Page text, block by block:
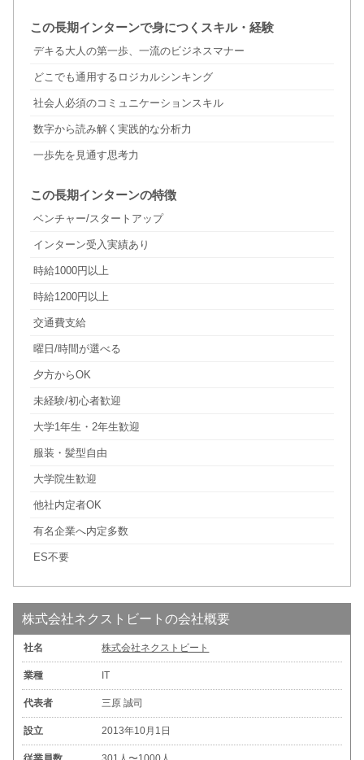
この長期インターンで身につくスキル・経験
デキる大人の第一歩、一流のビジネスマナー
どこでも通用するロジカルシンキング
社会人必須のコミュニケーションスキル
数字から読み解く実践的な分析力
一歩先を見通す思考力
この長期インターンの特徴
ベンチャー/スタートアップ
インターン受入実績あり
時給1000円以上
時給1200円以上
交通費支給
曜日/時間が選べる
夕方からOK
未経験/初心者歓迎
大学1年生・2年生歓迎
服装・髪型自由
大学院生歓迎
他社内定者OK
有名企業へ内定多数
ES不要
株式会社ネクストビートの会社概要
社名 株式会社ネクストビート
業種 IT
代表者 三原 誠司
設立 2013年10月1日